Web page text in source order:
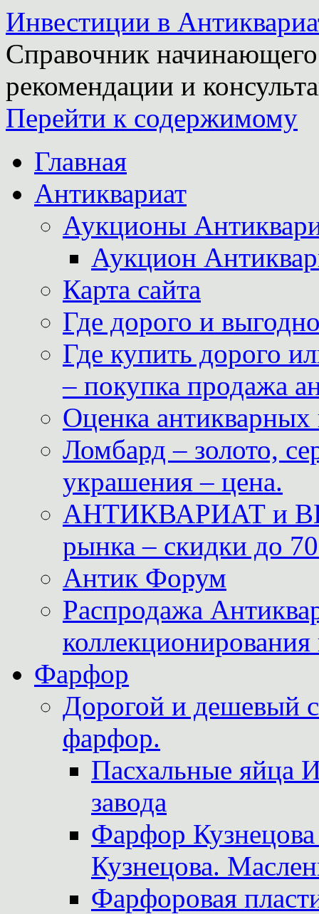
Инвестиции в
Справочник
рекомендации и
Перейти к содержимому
Главная
Антиквариат
Аукционы
Аукцион
Карта сайта
Где дорого и
Где купить дорого
– покупка продажа
Оценка антикварных
Ломбард – золото,
украшения – цена.
АНТИКВАРИАТ и
рынка – скидки до
Антик Форум
Распродажа
Фарфор
Дорогой и дешевый
фарфор.
Пасхальные яйца
завода
Фарфор
Кузнецова.
Фарфоровая